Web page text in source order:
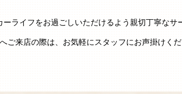
ライフをお過ごしいただけるよう親切丁寧なサ
ご来店の際は、お気軽にスタッフにお声掛けくだ